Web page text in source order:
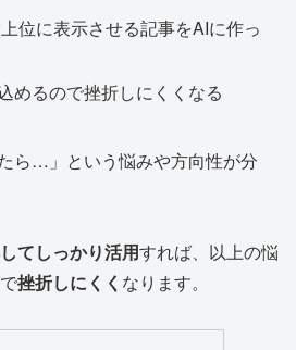
位に表示させる記事をAIに作っ
めるので挫折しにくくなる
ら…」という悩みや方向性が分
てしっかり活用すれば、以上の悩
挫折しにくく なります。